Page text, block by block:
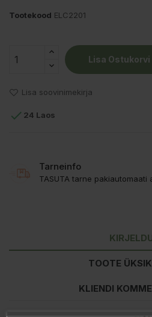
Tootekood ELC2201
Lisa Ostukorvi
Lisa soovinimekirja
 24 Laos
Tarneinfo
TASUTA tarne pakiautomaati
TOOTE
KLIENDI